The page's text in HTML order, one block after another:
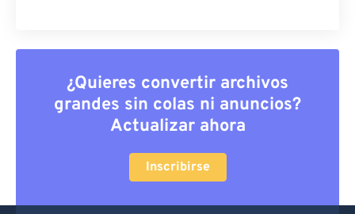
¿Quieres convertir archivos
grandes sin colas ni anuncios?
Actualizar ahora
Inscribirse